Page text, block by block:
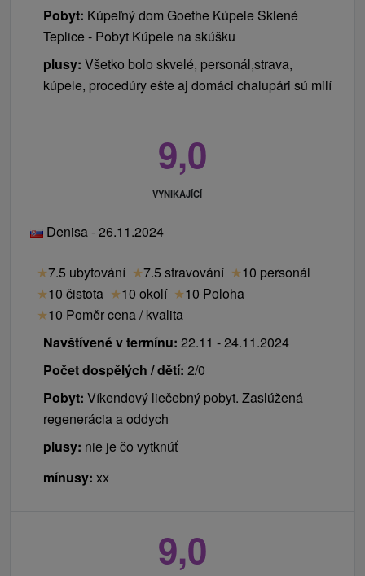
Pobyt: Kúpeľný dom Goethe Kúpele Sklené
Teplice - Pobyt Kúpele na skúšku
plusy: Všetko bolo skvelé, personál,strava,
kúpele, procedúry ešte aj domáci chalupári sú milí
9,0
VYNIKAJÍCÍ
Denisa - 26.11.2024
★7.5 ubytování ★7.5 stravování ★10 personál
★10 čistota ★10 okolí ★10 Poloha
★10 Poměr cena / kvalita
Navštívené v termínu: 22.11 - 24.11.2024
Počet dospělých / dětí: 2/0
Pobyt: Víkendový liečebný pobyt. Zaslúžená
regenerácia a oddych
plusy: nie je čo vytknúť
mínusy: xx
9,0